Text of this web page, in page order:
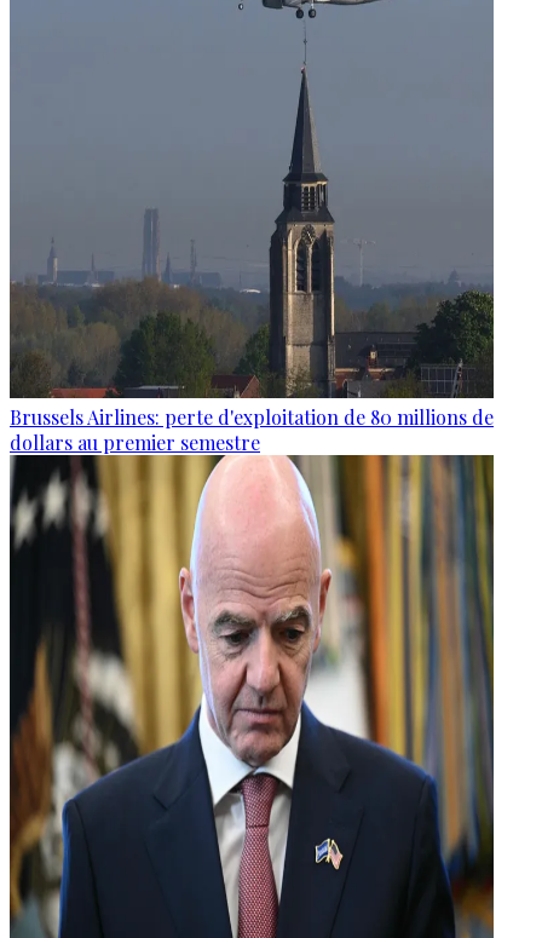
Brussels Airlines: perte d'exploitation de 80 millions de
dollars au premier semestre